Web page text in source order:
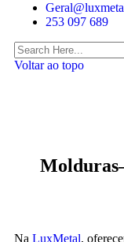
253 097 689
Voltar ao topo
Na LuxMetal,